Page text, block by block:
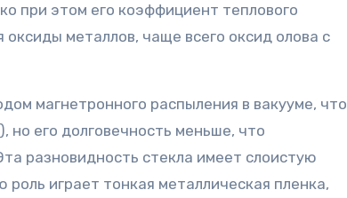
при этом его коэффициент теплового
металлов, чаще всего оксид олова с
магнетронного распыления в вакууме, что
но его долговечность меньше, что
разновидность стекла имеет слоистую
играет тонкая металлическая пленка,